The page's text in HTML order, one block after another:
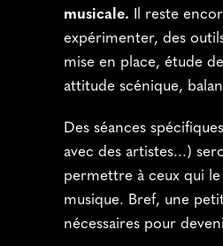
musicale. Il reste
expérimenter, des
mise en place, étude
attitude scénique,
Des séances
avec des artistes...)
permettre à ceux qui
musique. Bref, une
nécessaires pour